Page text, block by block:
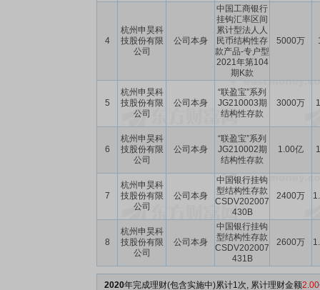
4
杭州申昊科
技股份有限
公司
公司本身
中国工商银行
挂钩汇率区间
累计型法人人
民币结构性存
款产品-专户型
2021年第104
期K款
5000万
5
杭州申昊科
技股份有限
公司
公司本身
“联盈宝”系列
JG210003期
结构性存款
3000万
6
杭州申昊科
技股份有限
公司
公司本身
“联盈宝”系列
JG210002期
结构性存款
1.00亿
7
杭州申昊科
技股份有限
公司
公司本身
中国银行挂钩
型结构性存款
CSDV202007
430B
2400万
8
杭州申昊科
技股份有限
公司
公司本身
中国银行挂钩
型结构性存款
CSDV202007
431B
2600万
2020年完成理财(包含实施中)累计1次, 累计理财金额